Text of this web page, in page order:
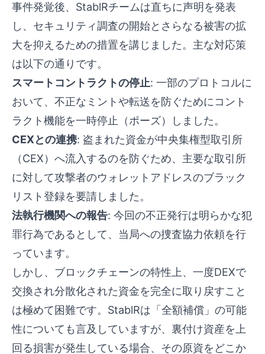
事件発覚後、StablRチームは直ちに声明を発表
し、セキュリティ調査の開始とさらなる被害の拡
大を抑えるための措置を講じました。主な対応策
は以下の通りです。
スマートコントラクトの停止: 一部のプロトコルに
おいて、不正なミントや転送を防ぐためにコント
ラクト機能を一時停止（ポーズ）しました。
CEXとの連携: 盗まれた資金が中央集権型取引所
（CEX）へ流入するのを防ぐため、主要な取引所
に対して攻撃者のウォレットアドレスのブラック
リスト登録を要請しました。
法執行機関への報告: 今回の不正発行は明らかな犯
罪行為であるとして、当局への捜査協力依頼を行
っています。
しかし、ブロックチェーンの特性上、一度DEXで
交換され分散化された資金を完全に取り戻すこと
は極めて困難です。StablRは「全額補償」の可能
性についても言及していますが、裏付け資産を上
回る損害が発生している場合、その原資をどこか